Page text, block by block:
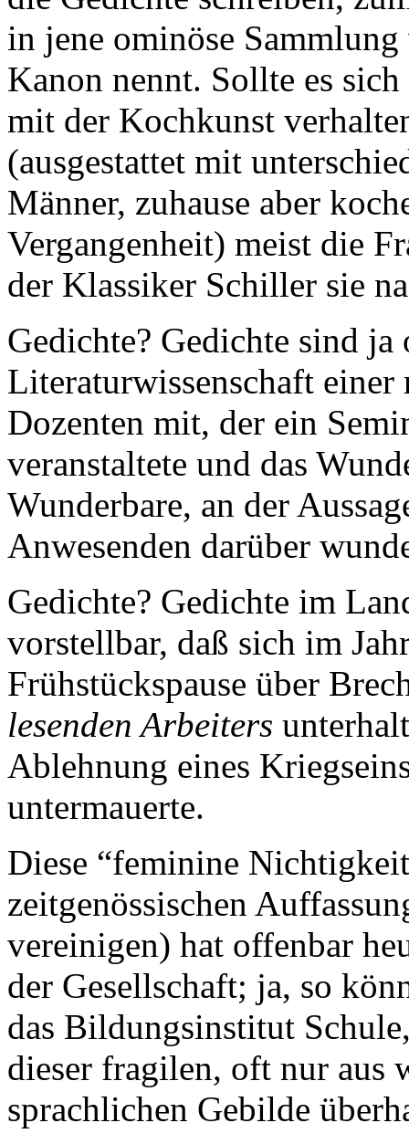
in jene ominöse
Kanon nennt. Sollte es
mit der Kochkunst
(ausgestattet mit
Männer, zuhause aber
Vergangenheit) meist die
der Klassiker Schiller sie
Gedichte? Gedichte sind
Literaturwissenschaft
Dozenten mit, der ein
veranstaltete und das
Wunderbare, an der
Anwesenden darüber
Gedichte? Gedichte im
vorstellbar, daß sich im
Frühstückspause über
lesenden Arbeiters
Ablehnung eines
untermauerte.
Diese “feminine
zeitgenössischen
vereinigen) hat offenbar
der Gesellschaft; ja, so
das Bildungsinstitut
dieser fragilen, oft nur aus
sprachlichen Gebilde